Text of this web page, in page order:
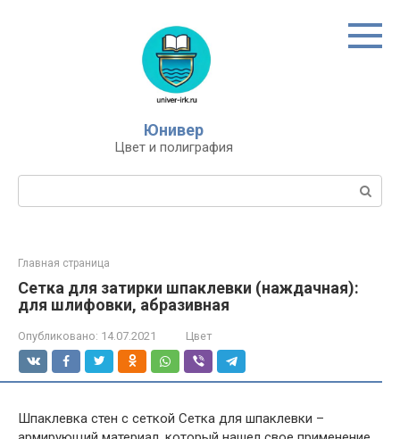
Юнивер
Цвет и полиграфия
Главная страница
Сетка для затирки шпаклевки (наждачная):
для шлифовки, абразивная
Опубликовано: 14.07.2021 Цвет
Шпаклевка стен с сеткой Сетка для шпаклевки –